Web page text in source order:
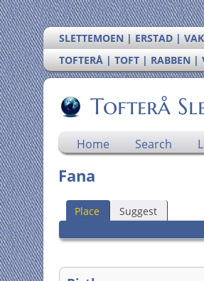
SLETTEMOEN | ERSTAD |
TOFTERÅ | TOFT | RABBEN |
Tofterå
Home Search
Fana
Place Suggest